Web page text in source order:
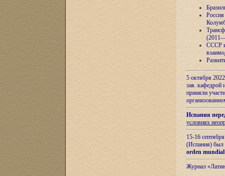
СССР и
5 октября
зав.
приняли
Испания
условиях
15-16
(Испания) был
orden
Журнал